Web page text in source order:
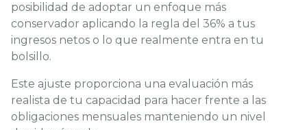
posibilidad de adoptar un enfoque más
conservador aplicando la regla del 36% a tus
ingresos netos o lo que realmente entra en tu
bolsillo.
Este ajuste proporciona una evaluación más
realista de tu capacidad para hacer frente a las
obligaciones mensuales manteniendo un nivel